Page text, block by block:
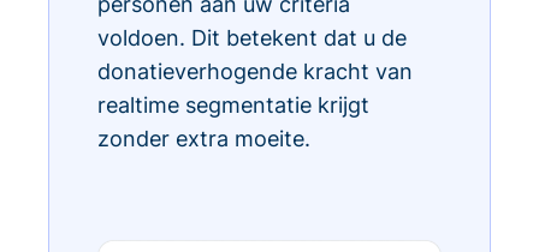
voldoen. Dit betekent dat u de
donatieverhogende kracht van
realtime segmentatie krijgt
zonder extra moeite.